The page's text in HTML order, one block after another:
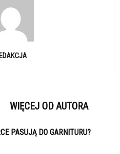
WIĘCEJ OD AUTORA
PASUJĄ DO GARNITURU?